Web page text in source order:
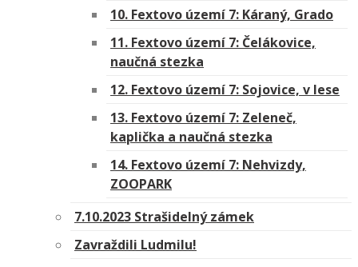
10. Fextovo území 7: Káraný, Grado
11. Fextovo území 7: Čelákovice,
naučná stezka
12. Fextovo území 7: Sojovice, v lese
13. Fextovo území 7: Zeleneč,
kaplička a naučná stezka
14. Fextovo území 7: Nehvizdy,
ZOOPARK
7.10.2023 Strašidelný zámek
Zavraždili Ludmilu!